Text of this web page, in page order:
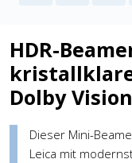
HDR-
Dolby Vision
Dieser Mini-
Leica mit